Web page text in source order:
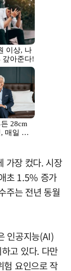
가장 컸다. 시장
초 1.5% 증가
주는 전년 동월
인공지능(AI)
고 있다. 다만
험 요인으로 작